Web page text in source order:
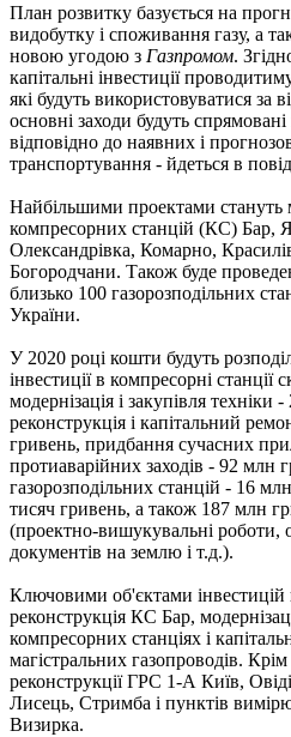
План розвитку базується на
видобутку і споживання газу, а
новою угодою з Газпромом.
капітальні інвестиції
які будуть використовуватися за
основні заходи будуть
відповідно до наявних і
транспортування - йдеться в
Найбільшими проектами стануть
компресорних станцій (КС) Бар,
Олександрівка, Комарно,
Богородчани. Також буде
близько 100 газорозподільних
України.
У 2020 році кошти будуть
інвестиції в компресорні
модернізація і закупівля техніки
реконструкція і капітальний
гривень, придбання сучасних
протиаварійних заходів - 92 млн
газорозподільних станцій - 16
тисяч гривень, а також 187 млн
(проектно-вишукувальні роботи,
документів на землю і т.д.).
Ключовими об'єктами інвестицій
реконструкція КС Бар,
компресорних станціях і
магістральних газопроводів.
реконструкції ГРС 1-А Київ,
Лисець, Стримба і пунктів
Визирка.